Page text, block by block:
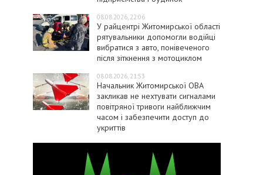
08.08.2026, 22:06
У райцентрі Житомирської області
рятувальники допомогли водійці
вибратися з авто, понівеченого
після зіткнення з мотоциклом
08.08.2026, 21:53
Начальник Житомирської ОВА
закликав не нехтувати сигналами
повітряної тривоги найближчим
часом і забезпечити доступ до
укриттів